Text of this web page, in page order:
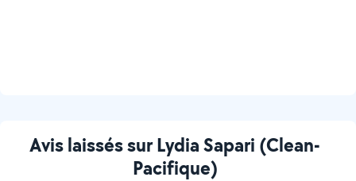
Avis laissés sur Lydia Sapari (Clean-
Pacifique)